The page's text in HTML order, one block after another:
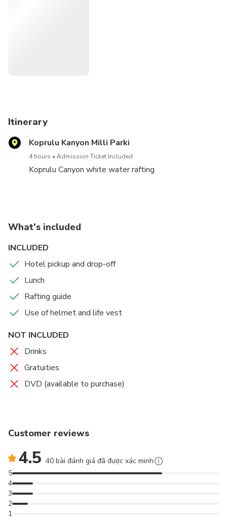
Itinerary
Koprulu Kanyon Milli Parki
4 hours Admission Ticket Included
Koprulu Canyon white water rafting
What's included
INCLUDED
Hotel pickup and drop-off
Lunch
Rafting guide
Use of helmet and life vest
NOT INCLUDED
Drinks
Gratuities
DVD (available to purchase)
Customer reviews
4.5 40 bài đánh giá đã được xác minh
1
2
3
4
5